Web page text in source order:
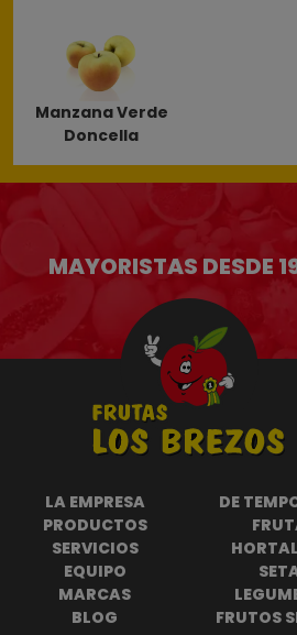
Manzana Verde
Doncella
MAYORISTAS DESDE
LA EMPRESA
PRODUCTOS
SERVICIOS
EQUIPO
MARCAS
BLOG
DE
FRUTOS